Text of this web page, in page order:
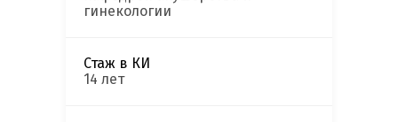
гинекологии
Стаж в КИ
14 лет